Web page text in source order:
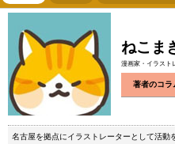
ねこま
漫画家・イラスト
著者のコラ
名古屋を拠点にイラストレーターとして活